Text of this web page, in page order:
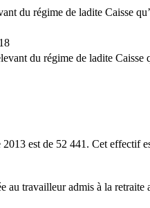
du régime de ladite Caisse
du régime de ladite
est de 52 441 . Cet effectif
au travailleur admis à la